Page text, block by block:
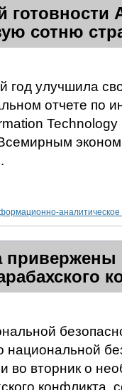
готовности
сотню
год улучшила
отчете по
аналитическое
привержены
национальной
во вторник о
конфликта,